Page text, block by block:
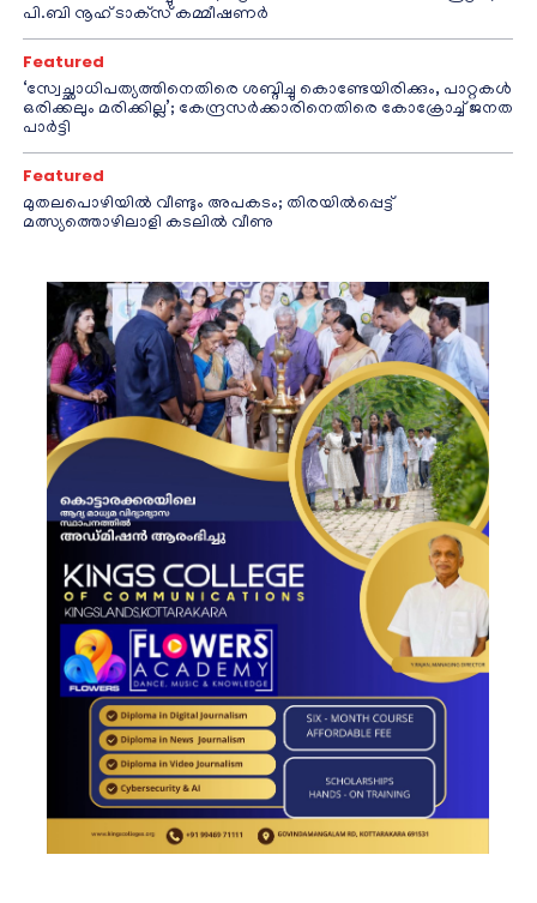
പി.ബി നൂഹ് ടാക്‌സ് കമ്മീഷണര്‍
Featured
‘സ്വേച്ഛാധിപത്യത്തിനെതിരെ ശബ്ദിച്ചു കൊണ്ടേയിരിക്കും, പാറ്റകൾ
ഒരിക്കലും മരിക്കില്ല’; കേന്ദ്രസർക്കാരിനെതിരെ കോക്രോച്ച് ജനത
പാർട്ടി
Featured
മുതലപൊഴിയിൽ വീണ്ടും അപകടം; തിരയിൽപ്പെട്ട്
മത്സ്യത്തൊഴിലാളി കടലിൽ വീണു